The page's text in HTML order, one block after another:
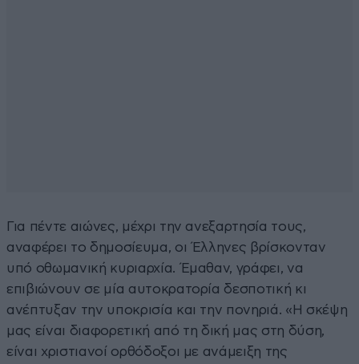
Για πέντε αιώνες, μέχρι την ανεξαρτησία τους,
αναφέρει το δημοσίευμα, οι Έλληνες βρίσκονταν
υπό οθωμανική κυριαρχία. Έμαθαν, γράφει, να
επιβιώνουν σε μία αυτοκρατορία δεσποτική κι
ανέπτυξαν την υποκρισία και την πονηριά. «Η σκέψη
μας είναι διαφορετική από τη δική μας στη δύση,
είναι χριστιανοί ορθόδοξοι με ανάμειξη της